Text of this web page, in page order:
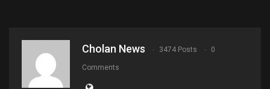
Cholan News 3474 Posts 0
Comments